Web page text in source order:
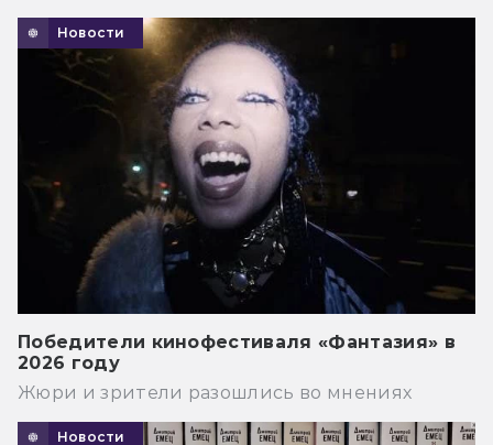
Новости
Победители кинофестиваля «Фантазия» в
2026 году
Жюри и зрители разошлись во мнениях
Новости